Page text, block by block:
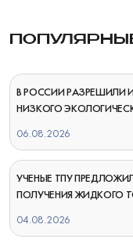
В РОССИИ РАЗРЕШИЛИ
НИЗКОГО
06.08.2026
УЧЕНЫЕ ТПУ
ПОЛУЧЕНИЯ ЖИДКОГО
04.08.2026